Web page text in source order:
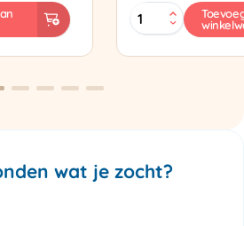
Zapak
ZP97
aantal
wat je zocht?